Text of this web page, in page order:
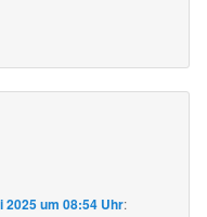
2025 um 08:54 Uhr: